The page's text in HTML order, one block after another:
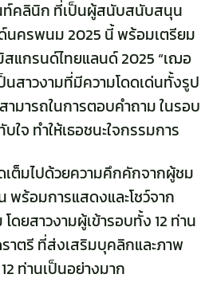
ท์คลินิก ที่เป็นผู้สนับสนับสนุน
ครพนม 2025 นี้ พร้อมเตรียม
สแกรนด์ไทยแลนด์ 2025 “เฌอ
นสาวงามที่มีความโดดเด่นทั้งรูป
มารถในการตอบคำถาม ในรอบ
ใจ ทำให้เธอชนะใจกรรมการ​
เต็มไปด้วยความคึกคักจากผู้ชม
พร้อมการแสดงและโชว์จาก
ดยสาวงามผู้เข้ารอบทั้ง 12 ท่าน
าตรี ที่ส่งเสริมบุคลิกและภาพ
ท่านเป็นอย่างมาก